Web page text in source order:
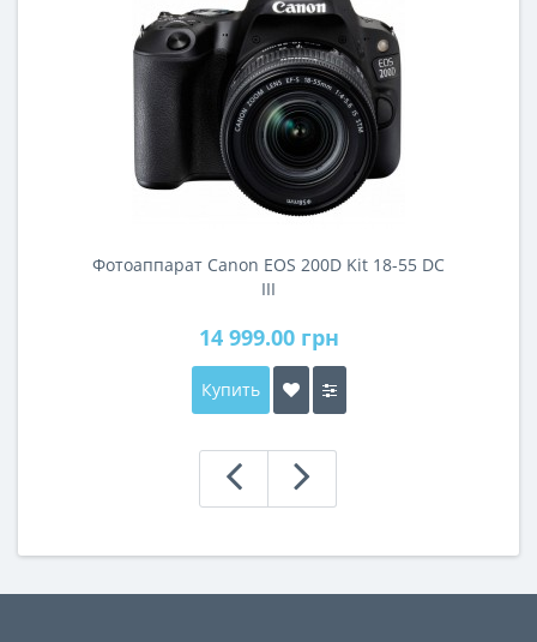
Фотоаппарат Canon EOS 200D Kit 18-55 DC
III
14 999.00 грн
Купить